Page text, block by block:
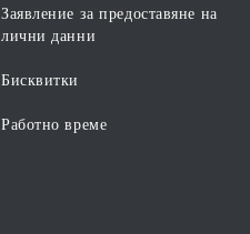
Заявление за предоставяне на
лични данни
Бисквитки
Работно време